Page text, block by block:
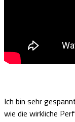
Ich bin sehr
wie die wirkliche